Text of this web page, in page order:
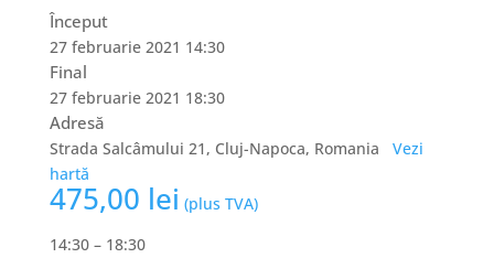
Început
27 februarie 2021 14:30
Final
27 februarie 2021 18:30
Adresă
Strada Salcâmului 21, Cluj-Napoca, Romania Vezi
hartă
475,00 lei (plus TVA)
14:30 – 18:30